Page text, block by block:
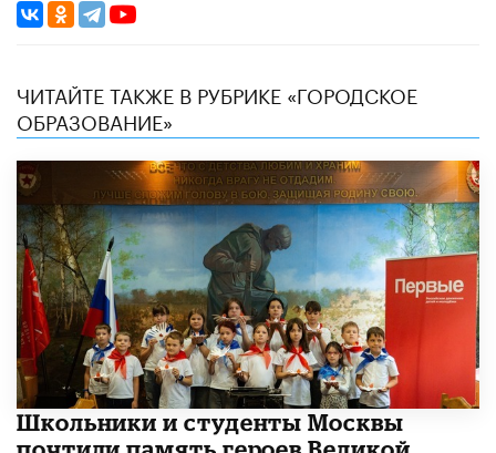
ЧИТАЙТЕ ТАКЖЕ В РУБРИКЕ «ГОРОДСКОЕ
ОБРАЗОВАНИЕ»
Школьники и студенты Москвы